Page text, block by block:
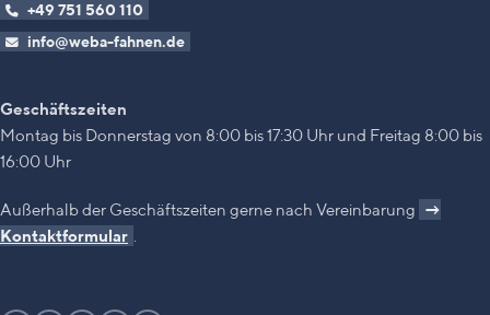
+49 751 560 110
info@weba-fahnen.de
Geschäftszeiten
Montag bis Donnerstag von 8:00 bis 17:30 Uhr und Freitag 8:00 bis
16:00 Uhr
Außerhalb der Geschäftszeiten gerne nach Vereinbarung →
Kontaktformular